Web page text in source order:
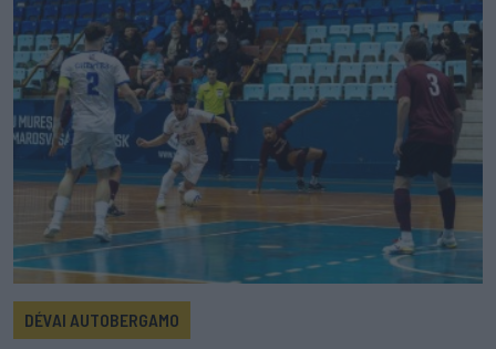
DÉVAI AUTOBERGAMO